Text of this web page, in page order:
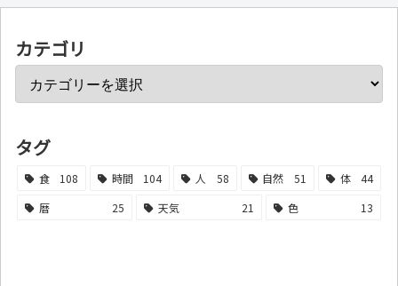
カテゴリ
タグ
食 108 時間 104 人 58 自然 51 体
44
暦
25 天気 21 色 13